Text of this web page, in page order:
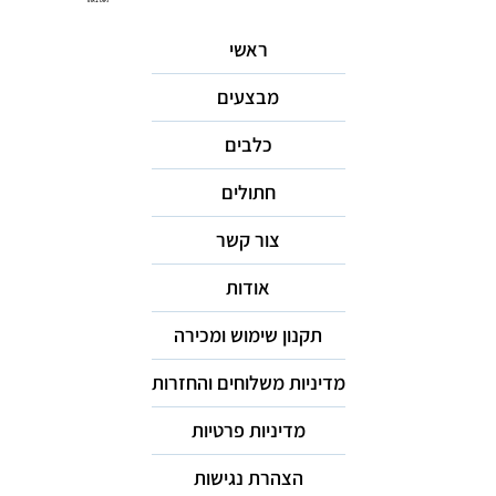
ראשי
מבצעים
כלבים
חתולים
צור קשר
אודות
תקנון שימוש ומכירה
מדיניות משלוחים והחזרות
מדיניות פרטיות
הצהרת נגישות